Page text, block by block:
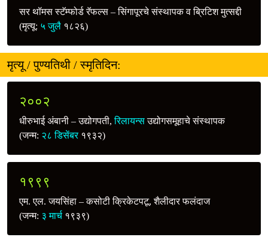
सर थॉमस स्टॅम्फोर्ड रॅफल्स – सिंगापूरचे संस्थापक व ब्रिटिश मुत्सद्दी
(मृत्यू: ५ जुलै १८२६)
मृत्यू / पुण्यतिथी / स्मृतिदिन:
२००२
धीरुभाई अंबानी – उद्योगपती,रिलायन्सउद्योगसमूहाचे संस्थापक
(जन्म: २८ डिसेंबर१९३२)
१९९९
एम. एल. जयसिंहा – कसोटी क्रिकेटपटू, शैलीदार फलंदाज
(जन्म: ३ मार्च १९३९)